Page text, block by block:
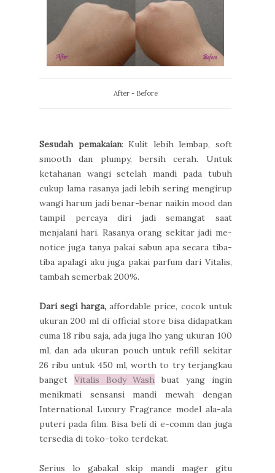
After - Before
Sesudah pemakaian: Kulit lebih lembap, soft
smooth dan plumpy, bersih cerah. Untuk
ketahanan wangi setelah mandi pada tubuh
cukup lama rasanya jadi lebih sering mengirup
wangi harum jadi benar-benar naikin mood dan
tampil percaya diri jadi semangat saat
menjalani hari. Rasanya orang sekitar jadi me-
notice juga tanya pakai sabun apa secara tiba-
tiba apalagi aku juga pakai parfum dari Vitalis,
tambah semerbak 200%.
Dari segi harga, affordable price, cocok untuk
ukuran 200 ml di official store bisa didapatkan
cuma 18 ribu saja, ada juga lho yang ukuran 100
ml, dan ada ukuran pouch untuk refill sekitar
26 ribu untuk 450 ml, worth to try terjangkau
banget Vitalis Body Wash buat yang ingin
menikmati sensansi mandi mewah dengan
International Luxury Fragrance model ala-ala
puteri pada film. Bisa beli di e-comm dan juga
tersedia di toko-toko terdekat.
Serius lo gabakal skip mandi mager gitu